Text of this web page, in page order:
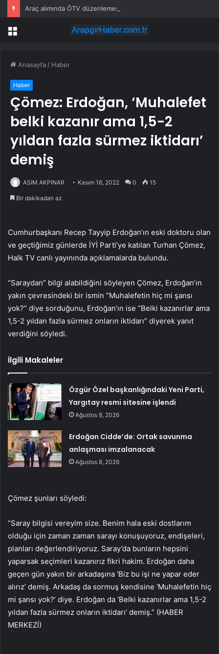
Menü
Anasayfa / Haber
Haber
Çömez: Erdoğan, ‘Muhalefet
belki kazanır ama 1,5-2
yıldan fazla sürmez iktidarı’
demiş
ASIM AKPINAR Kasım 16, 2022 0 15
Bir dakikadan az
Cumhurbaşkanı Recep Tayyip Erdoğan’ın eski doktoru olan
ve geçtiğimiz günlerde İYİ Parti’ye katılan Turhan Çömez,
Halk TV canlı yayınında açıklamalarda bulundu.
“Saraydan” bilgi alabildiğini söyleyen Çömez, Erdoğan’ın
yakın çevresindeki bir ismin ”Muhalefetin hiç mi şansı
yok?” diye sorduğunu, Erdoğan’ın ise ”Belki kazanırlar ama
1,5-2 yıldan fazla sürmez onların iktidarı” diyerek yanıt
verdiğini söyledi.
İlgili Makaleler
Özgür Özel başkanlığındaki Yeni Parti,
Yargıtay resmi sitesine işlendi
Ağustos 8, 2026
Erdoğan Cidde’de: Ortak savunma
anlaşması imzalanacak
Ağustos 8, 2026
Çömez şunları söyledi:
”Saray bilgisi vereyim size. Benim hala eski dostlarım
olduğu için zaman zaman sarayı konuşuyoruz, endişeleri,
planları değerlendiriyoruz. Saray’da bunların hepsini
yaparsak seçimleri kazanırız fikri hakim. Erdoğan daha
geçen gün yakın bir arkadaşına ‘Biz bu işi ne yapar eder
alırız’ demiş. Arkadaş da sormuş kendisine ‘Muhalefetin hiç
mi şansı yok?’ diye. Erdoğan da ‘Belki kazanırlar ama 1,5-2
yıldan fazla sürmez onların iktidarı’ demiş.” (HABER
MERKEZİ)